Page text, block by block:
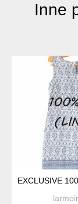
Inne
EXCLUSIVE